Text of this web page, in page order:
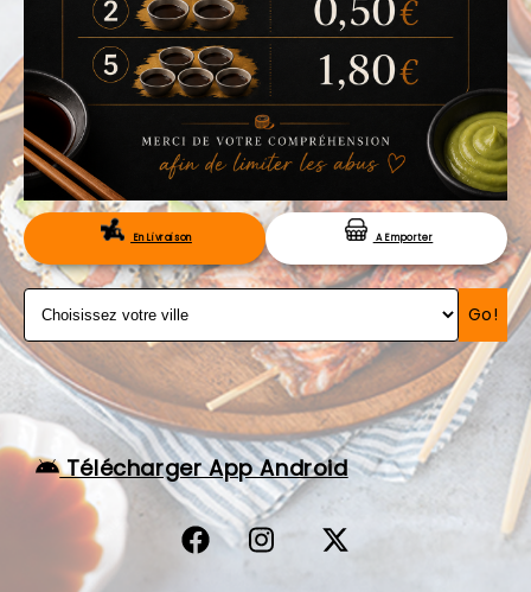
NOTRE RESTAURANT
VOS AVIS
MENTIONS LÉGALES
C.G.V
RÉSERVATIONEn Livraison A Emporter
Go!
Télécharger App Android